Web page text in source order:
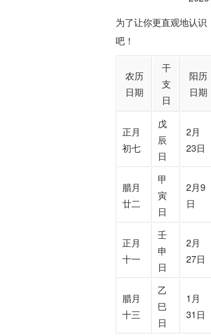
为了让你更直观地认
吧！
农历
日期
干
支
日
阳历
日期
正月
初七
戊
辰
日
2月
23日
腊月
廿二
甲
寅
日
2月9
日
正月
十一
壬
申
日
2月
27日
腊月
十三
乙
巳
日
1月
31日